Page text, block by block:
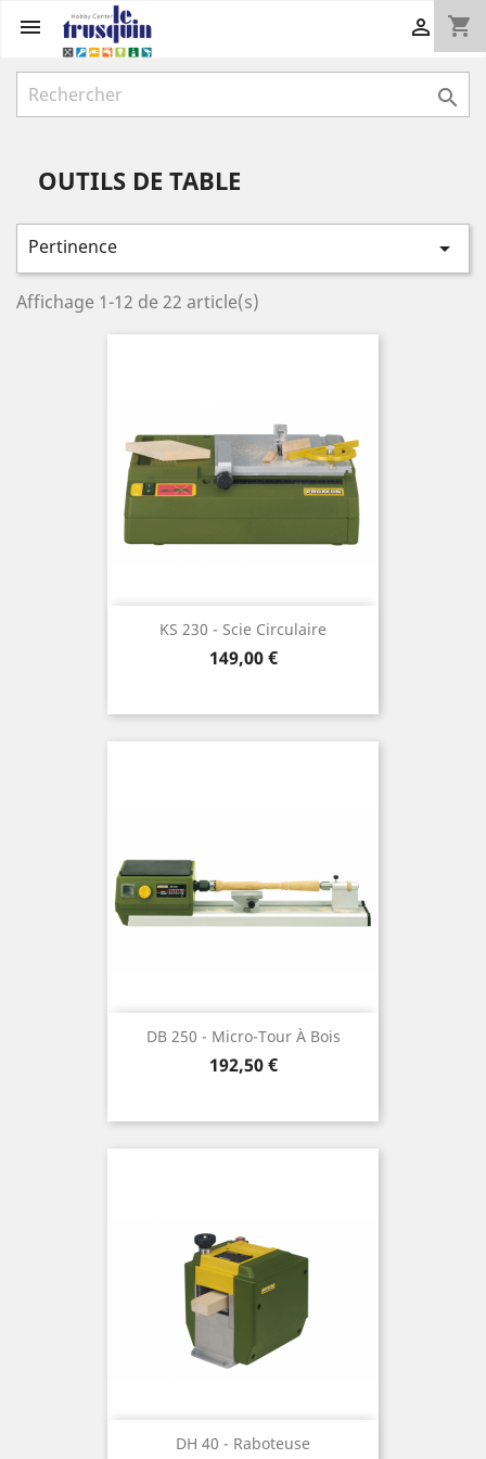
 shopping_cart


OUTILS DE TABLE
Pertinence 
Affichage 1-12 de 22 article(s)
KS 230 - Scie Circulaire
Prix
149,00 €
DB 250 - Micro-Tour À Bois
Prix
192,50 €
DH 40 - Raboteuse